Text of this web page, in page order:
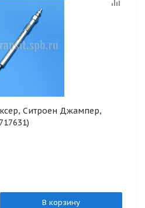
Ситроен Джампер,
В корзину